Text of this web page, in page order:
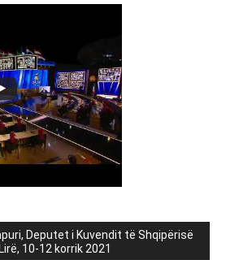
Deputet i Kuvendit të Shqipërisë
10-12 korrik 2021